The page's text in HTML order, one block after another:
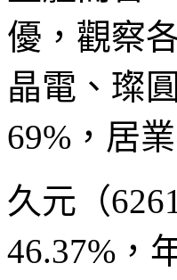
優，觀察
晶電、璨
69%，居
久元（
46.37%，